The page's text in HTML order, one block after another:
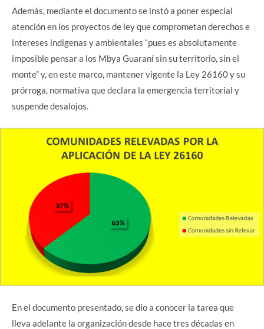
Además, mediante el documento se instó a poner especial
atención en los proyectos de ley que comprometan derechos e
intereses indígenas y ambientales “pues es absolutamente
imposible pensar a los Mbya Guaraní sin su territorio, sin el
monte” y, en este marco, mantener vigente la Ley 26160 y su
prórroga, normativa que declara la emergencia territorial y
suspende desalojos.
En el documento presentado, se dio a conocer la tarea que
lleva adelante la organización desde hace tres décadas en